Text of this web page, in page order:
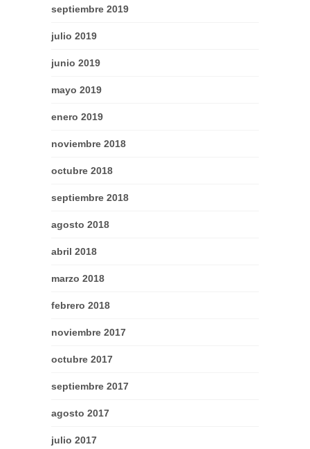
septiembre 2019
julio 2019
junio 2019
mayo 2019
enero 2019
noviembre 2018
octubre 2018
septiembre 2018
agosto 2018
abril 2018
marzo 2018
febrero 2018
noviembre 2017
octubre 2017
septiembre 2017
agosto 2017
julio 2017